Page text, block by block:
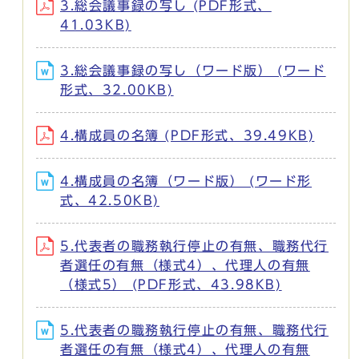
3.総会議事録の写し (PDF形式、
41.03KB)
3.総会議事録の写し（ワード版） (ワード
形式、32.00KB)
4.構成員の名簿 (PDF形式、39.49KB)
4.構成員の名簿（ワード版） (ワード形
式、42.50KB)
5.代表者の職務執行停止の有無、職務代行
者選任の有無（様式4）、代理人の有無
（様式5） (PDF形式、43.98KB)
5.代表者の職務執行停止の有無、職務代行
者選任の有無（様式4）、代理人の有無